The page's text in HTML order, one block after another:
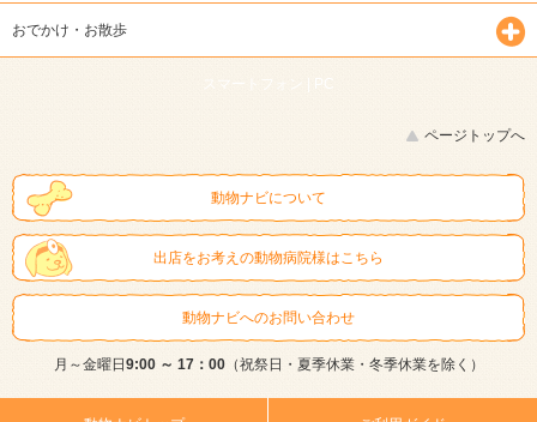
おでかけ・お散歩
スマートフォン | PC
ページトップへ
動物ナビについて
出店をお考えの動物病院様はこちら
動物ナビへのお問い合わせ
月～金曜日9:00 ～ 17：00（祝祭日・夏季休業・冬季休業を除く）